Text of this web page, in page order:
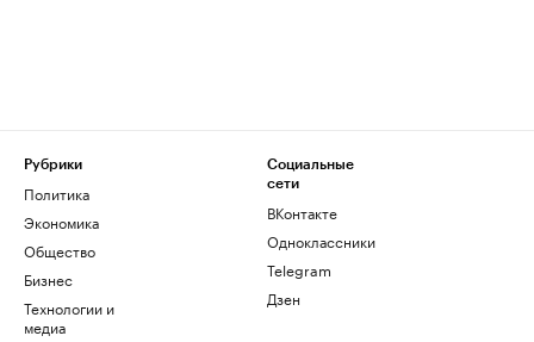
Рубрики
Политика
Экономика
Общество
Бизнес
Технологии и
медиа
Социальные
сети
ВКонтакте
Одноклассники
Telegram
Дзен